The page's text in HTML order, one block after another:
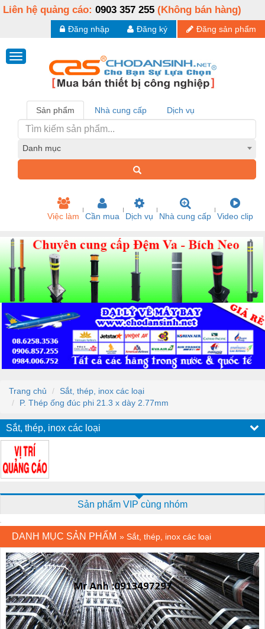
Liên hệ quảng cáo: 0903 357 255 (Không bán hàng)
Đăng sản phẩm
Đăng ký
Đăng nhập
Sản phẩm Nhà cung cấp Dịch vụ
Danh mục
Việc làm Cần mua Dịch vụ Nhà cung cấp Video clip
Trang chủ
Sắt, thép, inox các loại
P. Thép ống đúc phi 21.3 x dày 2.77mm
Sắt, thép, inox các loại
Sản phẩm VIP cùng nhóm
DANH MỤC SẢN PHẨM » Sắt, thép, inox các loại